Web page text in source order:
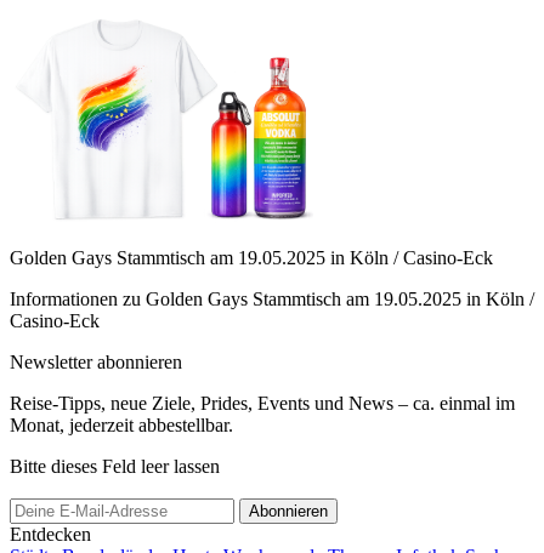
Golden Gays Stammtisch am 19.05.2025 in Köln / Casino-Eck
Informationen zu Golden Gays Stammtisch am 19.05.2025 in Köln /
Casino-Eck
Newsletter abonnieren
Reise-Tipps, neue Ziele, Prides, Events und News – ca. einmal im
Monat, jederzeit abbestellbar.
Bitte dieses Feld leer lassen
Abonnieren
Entdecken